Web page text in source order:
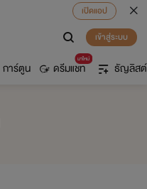
เปิดแอป
เข้าสู่ระบบ
การ์ตูน
มาใหม่
ดรีมแชท ธัญลิสต์